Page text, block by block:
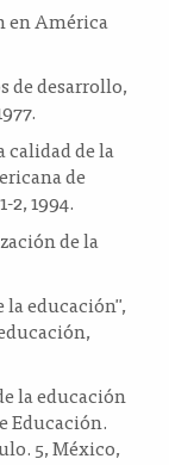
en América
de desarrollo,
calidad de la
de
1994.
de la
la educación",
la educación
Educación.
5, México,